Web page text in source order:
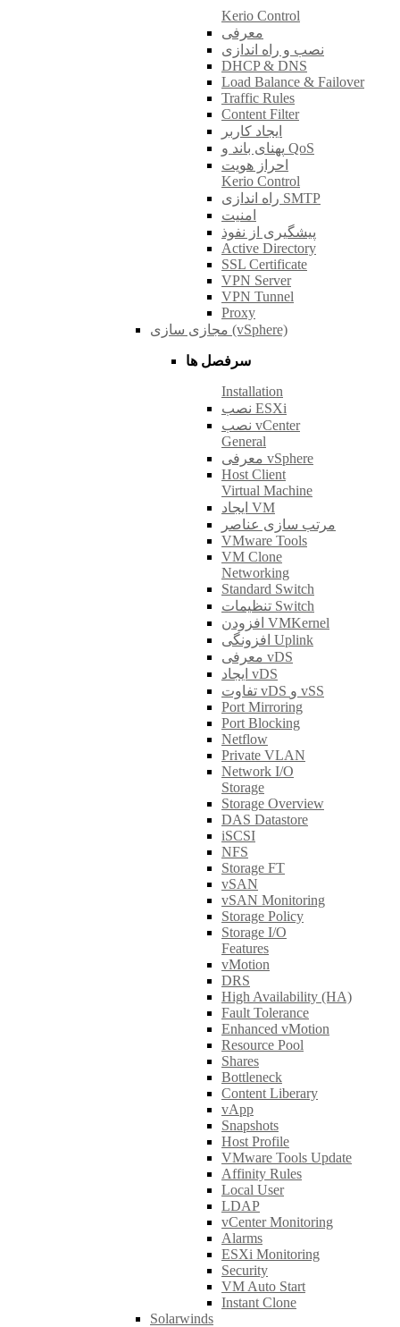
Kerio Control
معرفی
نصب و راه اندازی
DHCP & DNS
Load Balance & Failover
Traffic Rules
Content Filter
ایجاد کاربر
پهنای باند و QoS
احراز هویت
Kerio Control
راه اندازی SMTP
امنیت
پیشگیری از نفوذ
Active Directory
SSL Certificate
VPN Server
VPN Tunnel
Proxy
مجازی سازی (vSphere)
سرفصل ها
Installation
نصب ESXi
نصب vCenter
General
معرفی vSphere
Host Client
Virtual Machine
ایجاد VM
مرتب سازی عناصر
VMware Tools
VM Clone
Networking
Standard Switch
تنظیمات Switch
افزودن VMKernel
افزونگی Uplink
معرفی vDS
ایجاد vDS
تفاوت vDS و vSS
Port Mirroring
Port Blocking
Netflow
Private VLAN
Network I/O
Storage
Storage Overview
DAS Datastore
iSCSI
NFS
Storage FT
vSAN
vSAN Monitoring
Storage Policy
Storage I/O
Features
vMotion
DRS
High Availability (HA)
Fault Tolerance
Enhanced vMotion
Resource Pool
Shares
Bottleneck
Content Liberary
vApp
Snapshots
Host Profile
VMware Tools Update
Affinity Rules
Local User
LDAP
vCenter Monitoring
Alarms
ESXi Monitoring
Security
VM Auto Start
Instant Clone
Solarwinds